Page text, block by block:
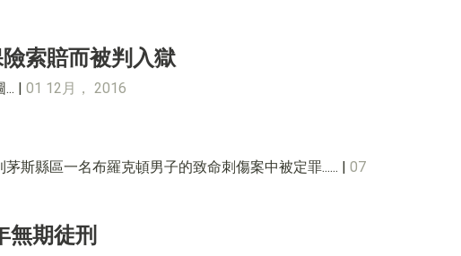
索賠而被判入獄
| 01 12月， 2016
斯縣區一名布羅克頓男子的致命刺傷案中被定罪...... | 07
無期徒刑